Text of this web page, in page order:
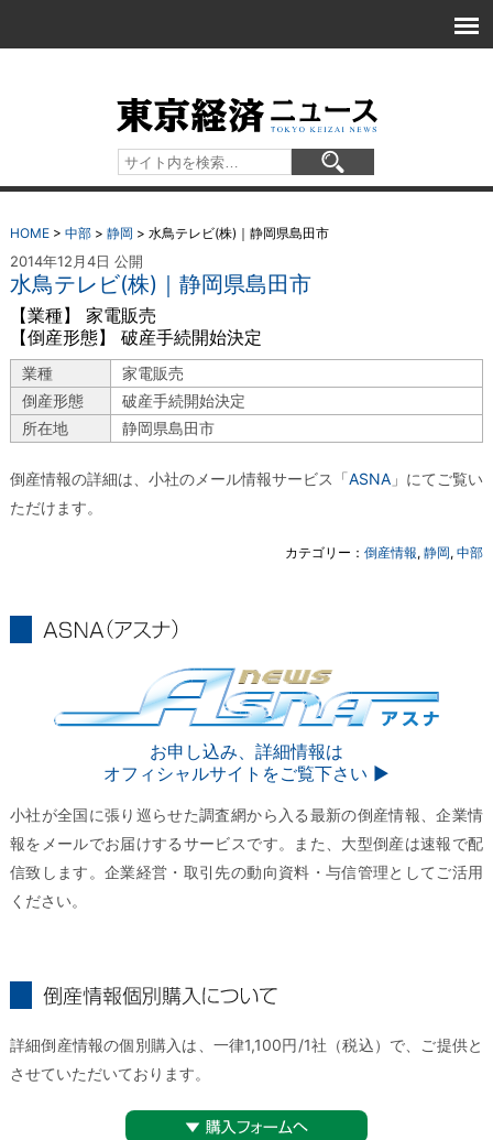
HOME> 中部> 静岡 > 水鳥テレビ(株)｜静岡県島田市
2014年12月4日 公開
水鳥テレビ(株)｜静岡県島田市
【業種】 家電販売
【倒産形態】 破産手続開始決定
業種
家電販売
倒産形態
破産手続開始決定
所在地
静岡県島田市
倒産情報の詳細は、小社のメール情報サービス「ASNA 」にてご覧い
ただけます。
カテゴリー：倒産情報,静岡,中部
お申し込み、詳細情報は
オフィシャルサイトをご覧下さい ▶︎
小社が全国に張り巡らせた調査網から入る最新の倒産情報、企業情
報をメールでお届けするサービスです。また、大型倒産は速報で配
信致します。企業経営・取引先の動向資料・与信管理としてご活用
ください。
詳細倒産情報の個別購入は、一律1,100円/1社（税込）で、ご提供と
させていただいております。